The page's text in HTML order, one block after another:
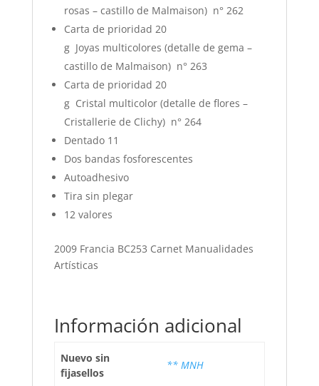
rosas – castillo de Malmaison) n° 262
Carta de prioridad 20
g Joyas multicolores (detalle de gema –
castillo de Malmaison) n° 263
Carta de prioridad 20
g Cristal multicolor (detalle de flores –
Cristallerie de Clichy) n° 264
Dentado 11
Dos bandas fosforescentes
Autoadhesivo
Tira sin plegar
12 valores
2009 Francia BC253 Carnet Manualidades
Artísticas
Información adicional
Nuevo sin
fijasellos
** MNH